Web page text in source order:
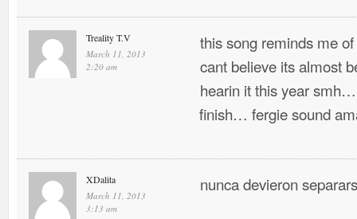
Treality T.V
March 11, 2013
2:20 am
this song reminds me
cant believe its almost
hearin it this year
finish… fergie sound
XDalita
March 11, 2013
3:13 am
nunca devieron